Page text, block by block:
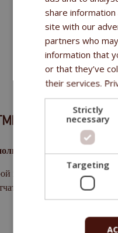
PURITY SNAX
корм
протеин 41 %, сырые
0,2 %, зольные
share
site with our
partners who
information that
or that they’ve
their services.
Strictly
necessary
Targeting